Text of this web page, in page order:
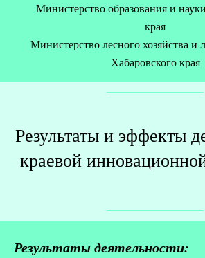
Министерство образования и
края
Министерство лесного хозяйства и
Хабаровского края
Результаты и эффекты
краевой
Результаты деятельности: